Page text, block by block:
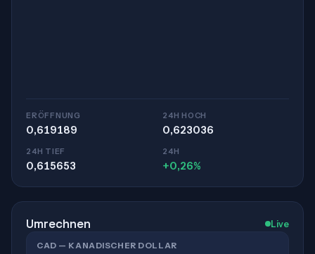
ERÖFFNUNG
0,619189
24H HOCH
0,623036
24H TIEF
0,615653
24H
+0,26%
Umrechnen Live
CAD — KANADISCHER DOLLAR